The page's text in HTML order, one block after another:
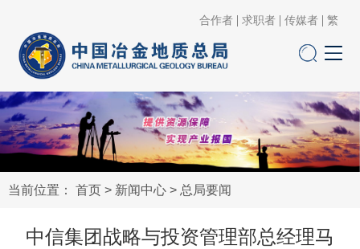
合作者 求职者 传媒者 繁
当前位置： 首页 > 新闻中心 > 总局要闻
中信集团战略与投资管理部总经理马